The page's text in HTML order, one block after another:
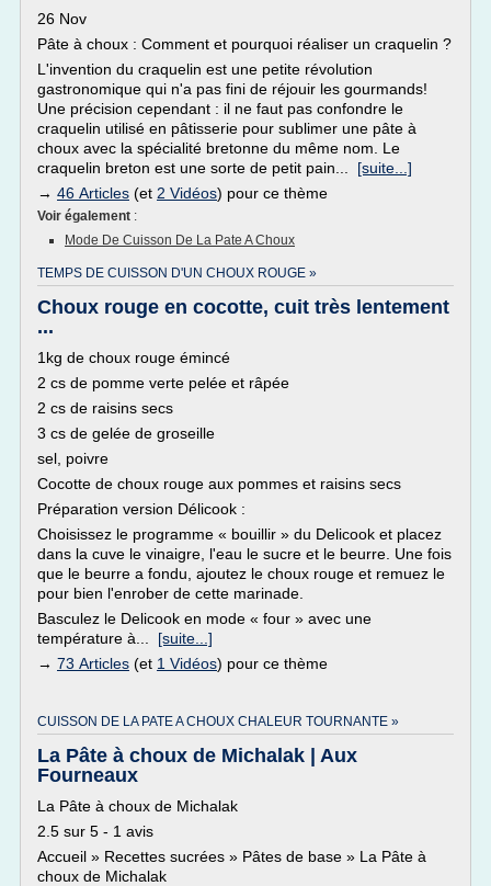
26 Nov
Pâte à choux : Comment et pourquoi réaliser un craquelin ?
L'invention du craquelin est une petite révolution
gastronomique qui n'a pas fini de réjouir les gourmands!
Une précision cependant : il ne faut pas confondre le
craquelin utilisé en pâtisserie pour sublimer une pâte à
choux avec la spécialité bretonne du même nom. Le
craquelin breton est une sorte de petit pain... [suite...]
→ 46 Articles (et 2 Vidéos) pour ce thème
Voir également :
Mode De Cuisson De La Pate A Choux
TEMPS DE CUISSON D'UN CHOUX ROUGE »
Choux rouge en cocotte, cuit très lentement
...
1kg de choux rouge émincé
2 cs de pomme verte pelée et râpée
2 cs de raisins secs
3 cs de gelée de groseille
sel, poivre
Cocotte de choux rouge aux pommes et raisins secs
Préparation version Délicook :
Choisissez le programme « bouillir » du Delicook et placez
dans la cuve le vinaigre, l'eau le sucre et le beurre. Une fois
que le beurre a fondu, ajoutez le choux rouge et remuez le
pour bien l'enrober de cette marinade.
Basculez le Delicook en mode « four » avec une
température à... [suite...]
→ 73 Articles (et 1 Vidéos) pour ce thème
CUISSON DE LA PATE A CHOUX CHALEUR TOURNANTE »
La Pâte à choux de Michalak | Aux
Fourneaux
La Pâte à choux de Michalak
2.5 sur 5 - 1 avis
Accueil » Recettes sucrées » Pâtes de base » La Pâte à
choux de Michalak